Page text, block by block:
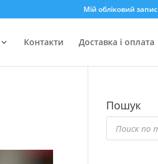
Мій обліковий запис
Контакти Доставка і оплата
Пошук
Пошук
товарів